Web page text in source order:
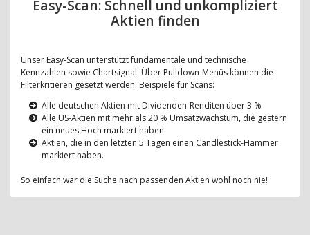
Easy-Scan: Schnell und unkompliziert
Aktien finden
Unser Easy-Scan unterstützt fundamentale und technische
Kennzahlen sowie Chartsignal. Über Pulldown-Menüs können die
Filterkritieren gesetzt werden. Beispiele für Scans:
Alle deutschen Aktien mit Dividenden-Renditen über 3 %
Alle US-Aktien mit mehr als 20 % Umsatzwachstum, die gestern
ein neues Hoch markiert haben
Aktien, die in den letzten 5 Tagen einen Candlestick-Hammer
markiert haben.
So einfach war die Suche nach passenden Aktien wohl noch nie!